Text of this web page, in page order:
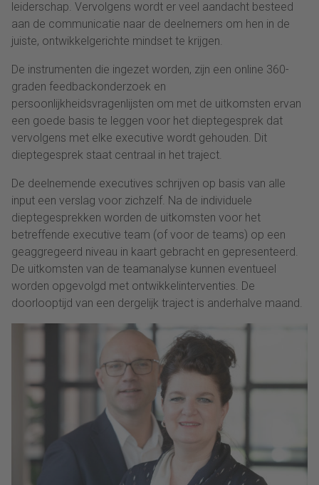
leiderschap. Vervolgens wordt er veel aandacht besteed
aan de communicatie naar de deelnemers om hen in de
juiste, ontwikkelgerichte mindset te krijgen.
De instrumenten die ingezet worden, zijn een online 360-
graden feedbackonderzoek en
persoonlijkheidsvragenlijsten om met de uitkomsten ervan
een goede basis te leggen voor het dieptegesprek dat
vervolgens met elke executive wordt gehouden. Dit
dieptegesprek staat centraal in het traject.
De deelnemende executives schrijven op basis van alle
input een verslag voor zichzelf. Na de individuele
dieptegesprekken worden de uitkomsten voor het
betreffende executive team (of voor de teams) op een
geaggregeerd niveau in kaart gebracht en gepresenteerd.
De uitkomsten van de teamanalyse kunnen eventueel
worden opgevolgd met ontwikkelinterventies. De
doorlooptijd van een dergelijk traject is anderhalve maand.